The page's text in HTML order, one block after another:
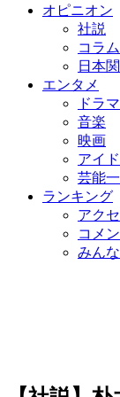
オピニオン
社説
コラム
日本
エンタメ
ドラマ
音楽
映画
アイ
芸能
ランキング
アク
コメ
みん